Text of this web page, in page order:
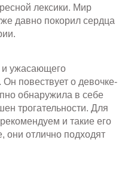
лексики. Мир
давно покорил сердца
и ужасающего
повествует о девочке-
обнаружила в себе
трогательности. Для
и такие его
они отлично подходят